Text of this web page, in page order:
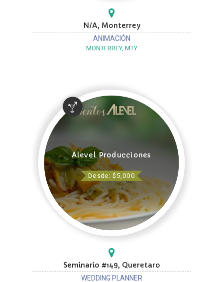
N/A, Monterrey
ANIMACIÓN
MONTERREY, MTY
Alevel Producciones
Desde: $5,000
Seminario #149, Queretaro
WEDDING PLANNER